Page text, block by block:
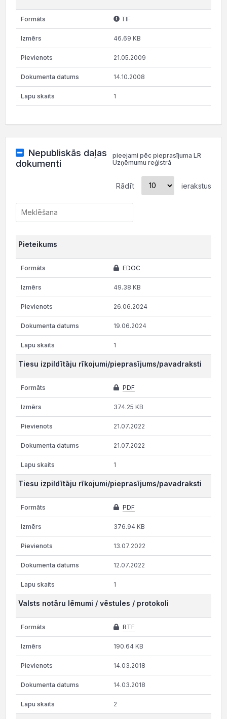
TIF
46.69 KB
21.05.2009
14.10.2008
1
Nepubliskās daļas
dokumenti
pieejami pēc pieprasījuma LR
Uzņēmumu reģistrā
Rādīt ierakstus
Pieteikums
EDOC
49.38 KB
26.06.2024
19.06.2024
1
Tiesu izpildītāju rīkojumi/pieprasījums/pavadraksti
PDF
374.25 KB
21.07.2022
21.07.2022
1
Tiesu izpildītāju rīkojumi/pieprasījums/pavadraksti
PDF
376.94 KB
13.07.2022
12.07.2022
1
Valsts notāru lēmumi / vēstules / protokoli
RTF
190.64 KB
14.03.2018
14.03.2018
2